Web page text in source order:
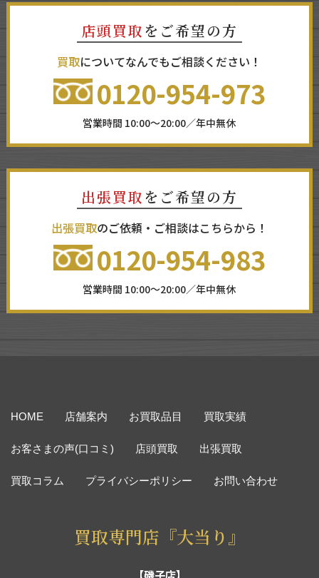
店頭買取 をご希望の方
買取についてなんでもご相談ください！
0120-954-973
営業時間 10:00～20:00／年中無休
出張買取 をご希望の方
出張買取のご依頼・ご相談はこちらから！
0120-954-983
営業時間 10:00～20:00／年中無休
HOME 店舗案内 お買取品目 買取実績
お客さまの声(口コミ) 店頭買取 出張買取
買取コラム プライバシーポリシー お問い合わせ
買取専門店『大当り』
【磯子店】